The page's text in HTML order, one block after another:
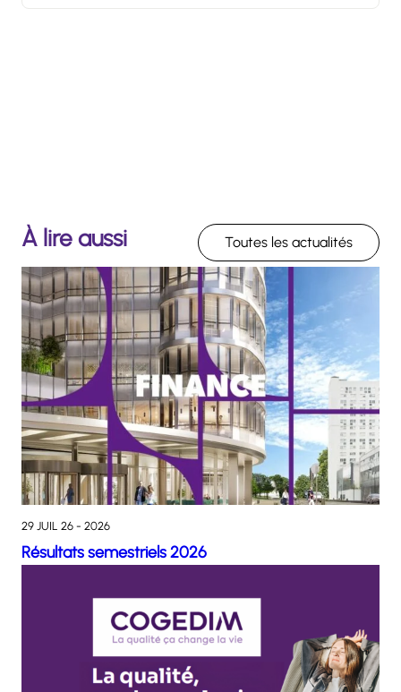
À lire aussi Toutes les actualités
29 JUIL 26 - 2026
Résultats semestriels 2026